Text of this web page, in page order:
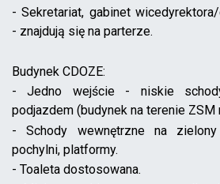
- Sekretariat, gabinet
- znajdują się na parterze.
Budynek CDOZE:
- Jedno wejście - niskie
podjazdem (budynek na terenie ZSM
- Schody wewnętrzne na
pochylni, platformy.
- Toaleta dostosowana.